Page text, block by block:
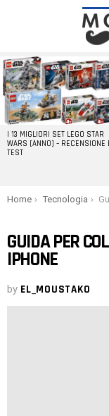
LATEST
STORIES
I 13 MIGLIORI SET LEGO STAR
WARS [ANNO] – RECENSIONE
TEST
You are here:
Home Tecnologia
GUIDA PER
IPHONE
by EL_MOUSTAKO